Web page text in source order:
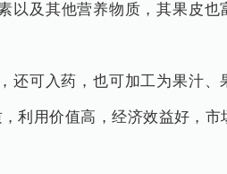
以及其他营养物质，其果皮也
还可入药，也可加工为果汁、
利用价值高，经济效益好，市